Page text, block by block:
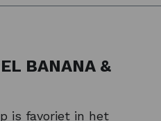
BANANA &
is favoriet in het